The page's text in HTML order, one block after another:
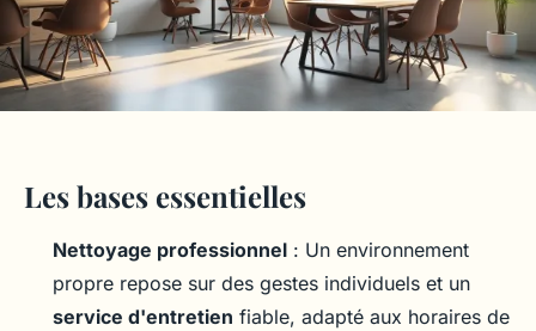
Les bases essentielles
Nettoyage professionnel : Un environnement
propre repose sur des gestes individuels et un
service d'entretien fiable, adapté aux horaires de